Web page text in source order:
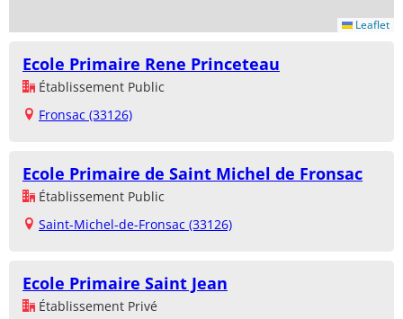
Leaflet
Ecole Primaire Rene Princeteau
Établissement Public
Fronsac (33126)
Ecole Primaire de Saint Michel de Fronsac
Établissement Public
Saint-Michel-de-Fronsac (33126)
Ecole Primaire Saint Jean
Établissement Privé